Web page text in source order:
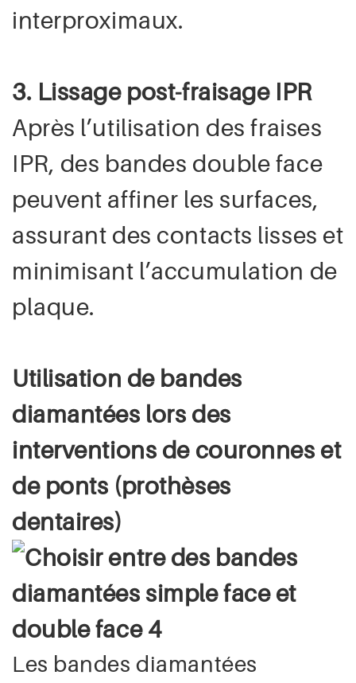
interproximaux.
3. Lissage post-fraisage IPR
Après l’utilisation des fraises
IPR, des bandes double face
peuvent affiner les surfaces,
assurant des contacts lisses et
minimisant l’accumulation de
plaque.
Utilisation de bandes
diamantées lors des
interventions de couronnes et
de ponts (prothèses
dentaires)
Les bandes diamantées